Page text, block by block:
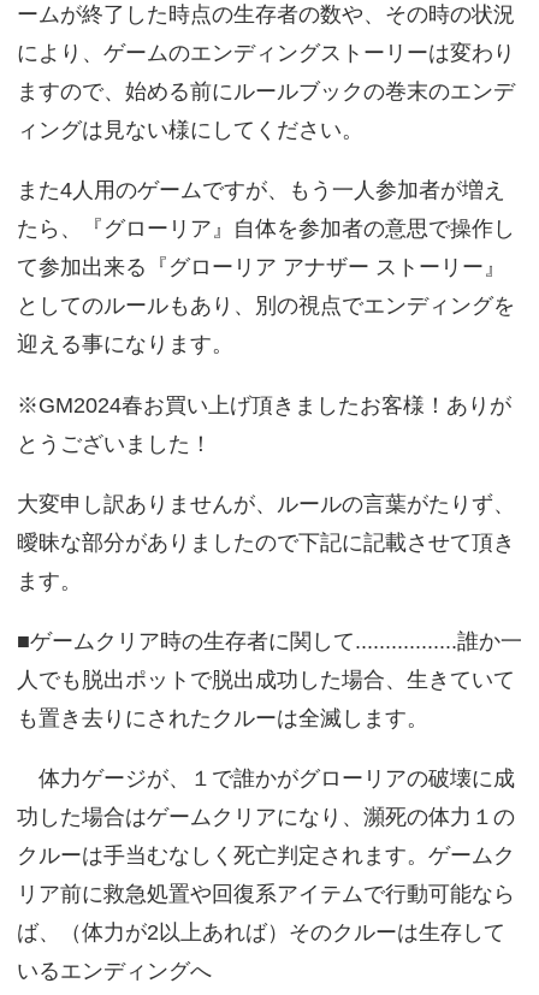
ームが終了した時点の生存者の数や、その時の状況
により、ゲームのエンディングストーリーは変わり
ますので、始める前にルールブックの巻末のエンデ
ィングは見ない様にしてください。
また4人用のゲームですが、もう一人参加者が増え
たら、『グローリア』自体を参加者の意思で操作し
て参加出来る『グローリア アナザー ストーリー』
としてのルールもあり、別の視点でエンディングを
迎える事になります。
※GM2024春お買い上げ頂きましたお客様！ありが
とうございました！
大変申し訳ありませんが、ルールの言葉がたりず、
曖昧な部分がありましたので下記に記載させて頂き
ます。
■ゲームクリア時の生存者に関して.................誰か一
人でも脱出ポットで脱出成功した場合、生きていて
も置き去りにされたクルーは全滅します。
体力ゲージが、１で誰かがグローリアの破壊に成
功した場合はゲームクリアになり、瀕死の体力１の
クルーは手当むなしく死亡判定されます。ゲームク
リア前に救急処置や回復系アイテムで行動可能なら
ば、（体力が2以上あれば）そのクルーは生存して
いるエンディングへ